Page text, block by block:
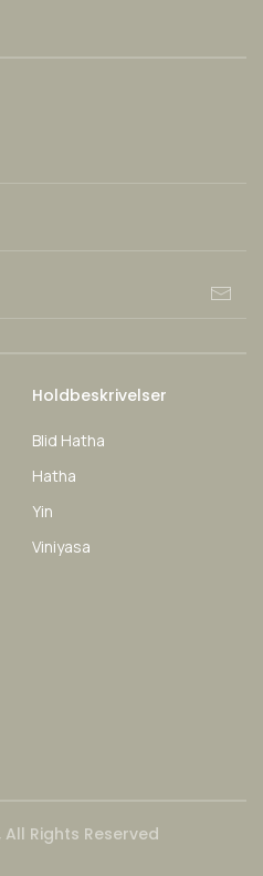
Holdbeskrivelser
Blid Hatha
Hatha
Yin
Viniyasa
All Rights Reserved